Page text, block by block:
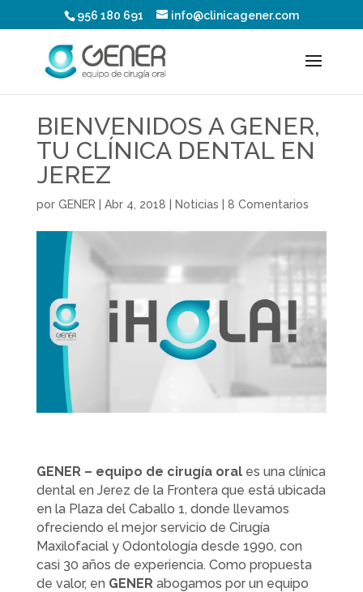
956 180 691 info@clinicagener.com
BIENVENIDOS A GENER,
TU CLÍNICA DENTAL EN
JEREZ
por GENER Abr 4, 2018 Noticias 8 Comentarios
GENER – equipo de cirugía oral es una clínica
dental en Jerez de la Frontera que está ubicada
en la Plaza del Caballo 1, donde llevamos
ofreciendo el mejor servicio de Cirugía
Maxilofacial y Odontología desde 1990, con
casi 30 años de experiencia. Como propuesta
de valor, en GENERabogamos por un equipo